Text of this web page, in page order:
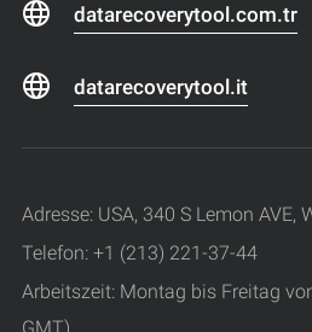
datarecoverytool.com.tr
datarecoverytool.it
Adresse: USA, 340 S Lemon AVE,
Telefon: +1 (213) 221-37-44
Arbeitszeit: Montag bis Freitag
GMT)